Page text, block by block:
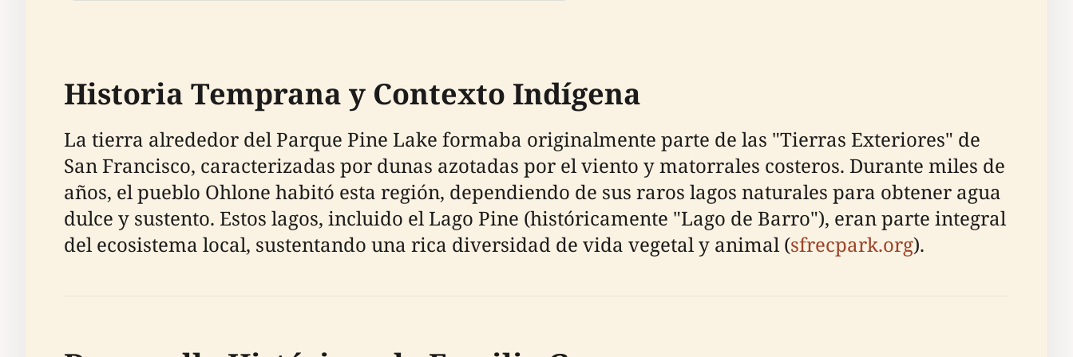
Historia Temprana y Contexto Indígena
La tierra alrededor del Parque Pine Lake formaba originalmente parte de las "Tierras Exteriores" de
San Francisco, caracterizadas por dunas azotadas por el viento y matorrales costeros. Durante miles de
años, el pueblo Ohlone habitó esta región, dependiendo de sus raros lagos naturales para obtener agua
dulce y sustento. Estos lagos, incluido el Lago Pine (históricamente "Lago de Barro"), eran parte integral
del ecosistema local, sustentando una rica diversidad de vida vegetal y animal (sfrecpark.org).